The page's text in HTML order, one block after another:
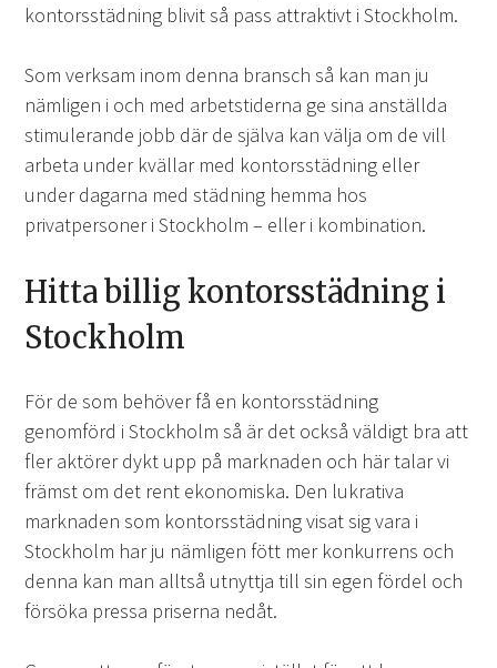
kontorsstädning blivit så pass attraktivt i Stockholm.
Som verksam inom denna bransch så kan man ju
nämligen i och med arbetstiderna ge sina anställda
stimulerande jobb där de själva kan välja om de vill
arbeta under kvällar med kontorsstädning eller
under dagarna med städning hemma hos
privatpersoner i Stockholm – eller i kombination.
Hitta billig kontorsstädning i
Stockholm
För de som behöver få en kontorsstädning
genomförd i Stockholm så är det också väldigt bra att
fler aktörer dykt upp på marknaden och här talar vi
främst om det rent ekonomiska. Den lukrativa
marknaden som kontorsstädning visat sig vara i
Stockholm har ju nämligen fött mer konkurrens och
denna kan man alltså utnyttja till sin egen fördel och
försöka pressa priserna nedåt.